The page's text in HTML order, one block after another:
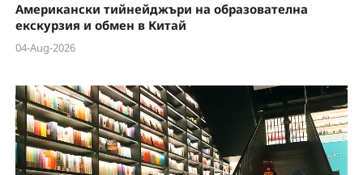
Американски тийнейджъри на образователна
екскурзия и обмен в Китай
04-Aug-2026